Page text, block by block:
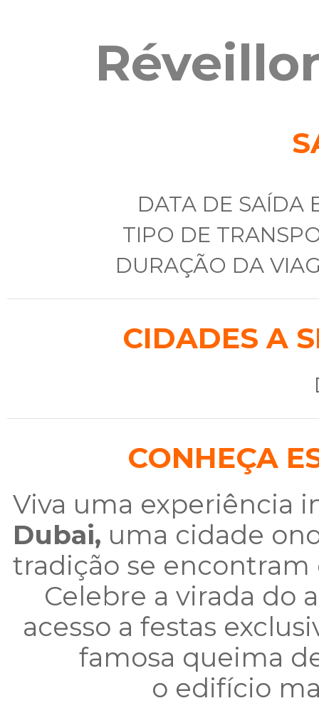
DATA DE SAÍDA
TIPO DE
DURAÇÃO DA
CIDADES A
CONHEÇA
Viva uma experiência
Dubai, uma cidade
tradição se
Celebre a virada do
acesso a festas
famosa queima
o edifício